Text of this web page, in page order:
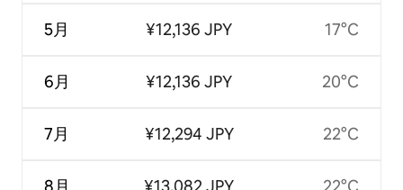
5月
6月
7月
¥12,136 JPY
¥12,136 JPY
¥12,294 JPY
17°C
20°C
22°C